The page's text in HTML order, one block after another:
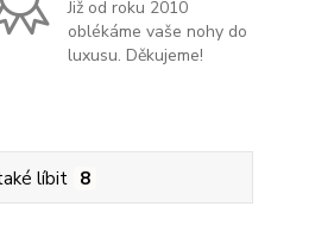
Již od roku 2010
oblékáme vaše nohy do
luxusu. Děkujeme!
líbit 8